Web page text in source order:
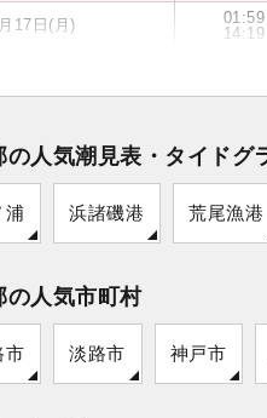
17日(月)
01:59
14:19
人気潮見表・タイドグ
浦 浜諸磯港 荒尾漁港
の人気市町村
市 淡路市 神戸市